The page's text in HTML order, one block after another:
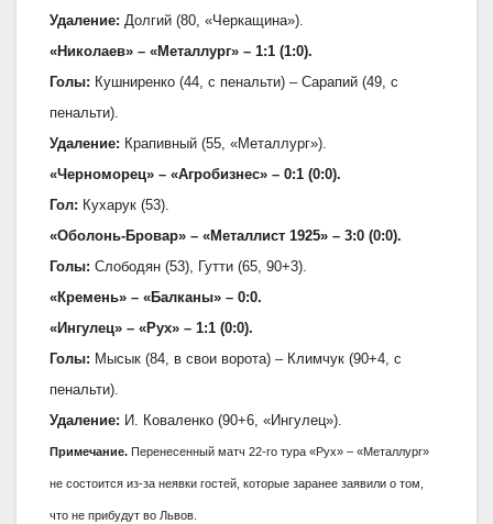
Удаление: Долгий (80, «Черкащина»).
«Николаев» – «Металлург» – 1:1 (1:0).
Голы: Кушниренко (44, с пенальти) – Сарапий (49, с
пенальти).
Удаление: Крапивный (55, «Металлург»).
«Черноморец» – «Агробизнес» – 0:1 (0:0).
Гол: Кухарук (53).
«Оболонь-Бровар» – «Металлист 1925» – 3:0 (0:0).
Голы: Слободян (53), Гутти (65, 90+3).
«Кремень» – «Балканы» – 0:0.
«Ингулец» – «Рух» – 1:1 (0:0).
Голы: Мысык (84, в свои ворота) – Климчук (90+4, с
пенальти).
Удаление: И. Коваленко (90+6, «Ингулец»).
Примечание. Перенесенный матч 22-го тура «Рух» – «Металлург»
не состоится из-за неявки гостей, которые заранее заявили о том,
что не прибудут во Львов.